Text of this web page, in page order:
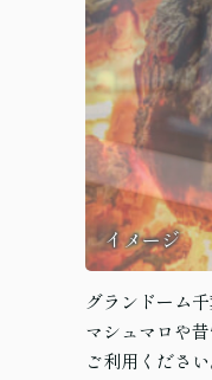
イメージ
グランドーム
マシュマロや
ご利用ください